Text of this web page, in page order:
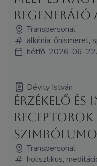
regeneráló
Transpersonal
alkímia, önismeret,
hétfő, 2026-06-
Dévity István
Érzékelő
receptorok
Transpersonal
holisztikus,